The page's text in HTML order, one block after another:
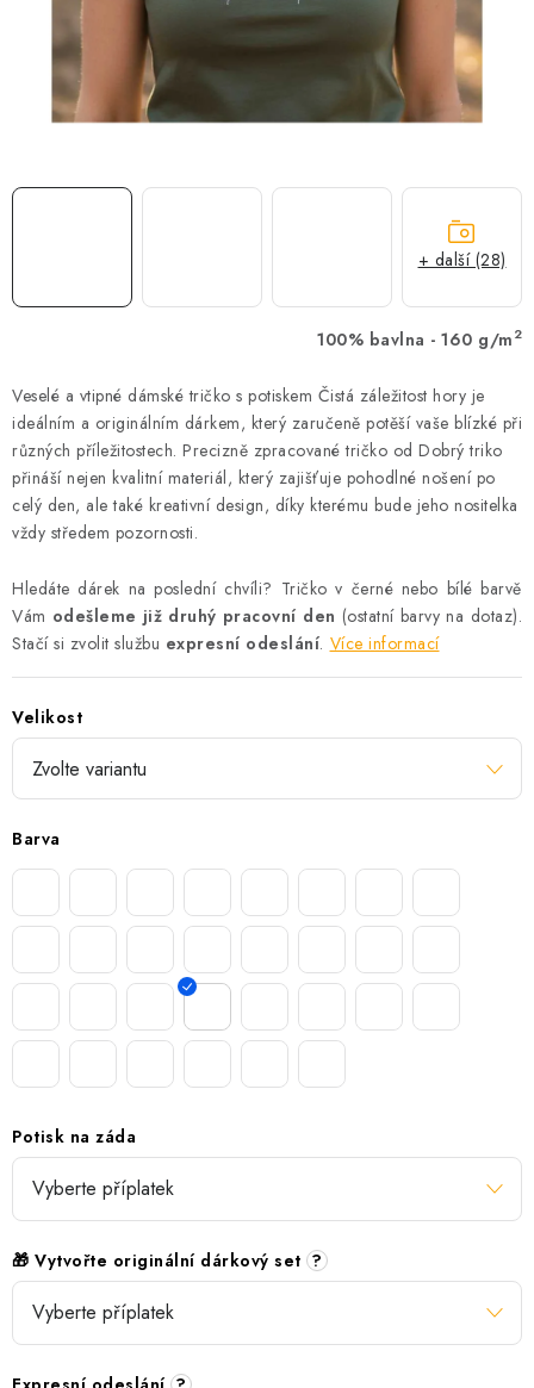
O nás Časté otázky
Obchodní podmínky
Zásady zpracování ochrany osobních údajů
Napište nám
100% bavlna - 160 g/m 2
Veselé a vtipné dámské tričko s potiskem Čistá záležitost hory je
ideálním a originálním dárkem, který zaručeně potěší vaše blízké při
různých příležitostech. Precizně zpracované tričko od Dobrý triko
přináší nejen kvalitní materiál, který zajišťuje pohodlné nošení po
celý den, ale také kreativní design, díky kterému bude jeho nositelka
vždy středem pozornosti.
Hledáte dárek na poslední chvíli? Tričko v černé nebo bílé barvě
Vám odešleme již druhý pracovní den (ostatní barvy na dotaz).
Stačí si zvolit službu expresní odeslání. Více informací
Velikost
Barva
Potisk na záda
🎁 Vytvořte originální dárkový set ?
+ další (28)